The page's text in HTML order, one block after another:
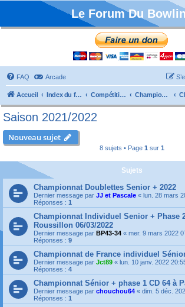
Le Forum Du
FAQ Arcade
Accueil Index du forum Compétitions Championnats de France
Saison 2021/2022
Nouveau sujet
8 sujets • Page 1 sur 1
Sujets
Championnat Doublettes Senior + 2022
Dernier message par JJ et Pascale « lun. 28 mars
Réponses : 1
Championnat Individuel Senior + Phase
Roussillon 06/03/2022
Dernier message par BP43-34 « mer. 9 mars 2022
Réponses : 9
Championnat de France individuel
Dernier message par Jct89 « lun. 10 janv. 2022
Réponses : 4
Championnat Sénior + phase 1 CD 64 à
Dernier message par chouchou64 « dim. 5 déc.
Réponses : 1